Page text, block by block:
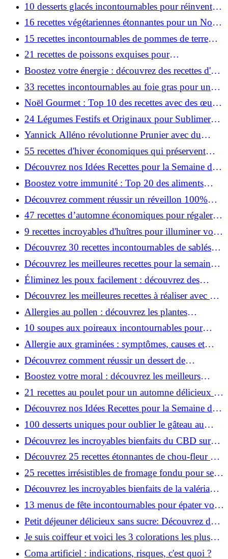
10 desserts glacés incontournables pour réinventer
Noël !
16 recettes végétariennes étonnantes pour un Noël
magique!
15 recettes incontournables de pommes de terre
pour un Noël magique!
21 recettes de poissons exquises pour
révolutionner votre Noël !
Boostez votre énergie : découvrez des recettes d'eau
détox incontournables !
33 recettes incontournables au foie gras pour un
Noël gastronomique !
Noël Gourmet : Top 10 des recettes avec des œufs
de poisson!
24 Légumes Festifs et Originaux pour Sublimer
votre Repas de Noël !
Yannick Alléno révolutionne Prunier avec du
caviar : bien plus qu’un simple décor !
55 recettes d'hiver économiques qui préservent
votre budget !
Découvrez nos Idées Recettes pour la Semaine du
9 au 15 Décembre !
Boostez votre immunité : Top 20 des aliments
riches en vitamine C !
Découvrez comment réussir un réveillon 100%
vegan !
47 recettes d’automne économiques pour régaler la
famille sans se ruiner !
9 recettes incroyables d'huîtres pour illuminer vos
fêtes !
Découvrez 30 recettes incontournables de sablés
pour un Noël magique!
Découvrez les meilleures recettes pour la semaine
du 2 au 8 décembre !
Éliminez les poux facilement : découvrez des
remèdes naturels efficaces !
Découvrez les meilleures recettes à réaliser avec un
potimarron !
Allergies au pollen : découvrez les plantes
responsables !
10 soupes aux poireaux incontournables pour
réchauffer votre hiver !
Allergie aux graminées : symptômes, causes et
traitements à connaître!
Découvrez comment réussir un dessert de
Thanksgiving à tous les coups !
Boostez votre moral : découvrez les meilleurs
aliments !
21 recettes au poulet pour un automne délicieux à
ne pas manquer !
Découvrez nos Idées Recettes pour la Semaine du
25 Novembre au 1er Décembre!
100 desserts uniques pour oublier le gâteau au
chocolat !
Découvrez les incroyables bienfaits du CBD sur
votre corps !
Découvrez 25 recettes étonnantes de chou-fleur qui
vont changer votre avis !
25 recettes irrésistibles de fromage fondu pour se
réconforter !
Découvrez les incroyables bienfaits de la valériane
pour votre bien-être naturel!
13 menus de fête incontournables pour épater vos
invités!
Petit déjeuner délicieux sans sucre: Découvrez des
idées exquises !
Je suis coiffeur et voici les 3 colorations les plus
demandées cet hiver
Coma artificiel : indications, risques, c'est quoi ?